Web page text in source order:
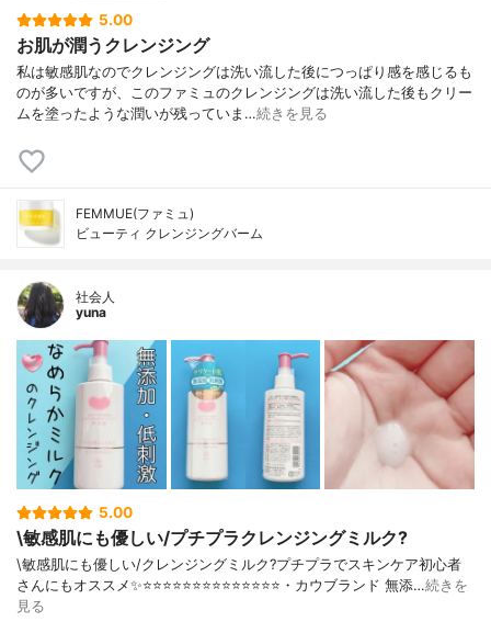
5.00
お肌が潤うクレンジング
私は敏感肌なのでクレンジングは洗い流した後につっぱり感を感じるも
のが多いですが、このファミュのクレンジングは洗い流した後もクリー
ムを塗ったような潤いが残っていま…続きを見る
FEMMUE(ファミュ)
ビューティ クレンジングバーム
社会人
yuna
5.00
\敏感肌にも優しい/プチプラクレンジングミルク?
\敏感肌にも優しい/クレンジングミルク?プチプラでスキンケア初心者
さんにもオススメ✨⭐️⭐️⭐️⭐️⭐️⭐️⭐️⭐️⭐️⭐️⭐️⭐️⭐️⭐️・カウブランド 無添…続きを
見る